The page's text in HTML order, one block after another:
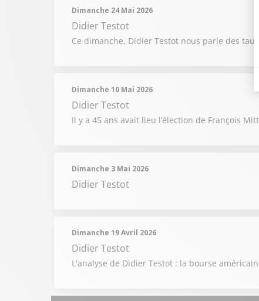
Dimanche 24 Mai 2026
Didier Testot
Ce dimanche, Didier Testot nous parle des
Dimanche 10 Mai 2026
Didier Testot
Il y a 45 ans avait lieu l’élection de François
Dimanche 3 Mai 2026
Didier Testot
Dimanche 19 Avril 2026
Didier Testot
L'analyse de Didier Testot : la bourse